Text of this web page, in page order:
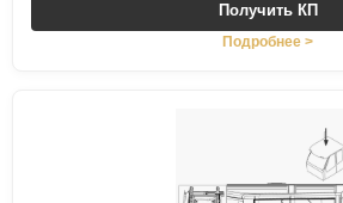
Получить КП
Подробнее >